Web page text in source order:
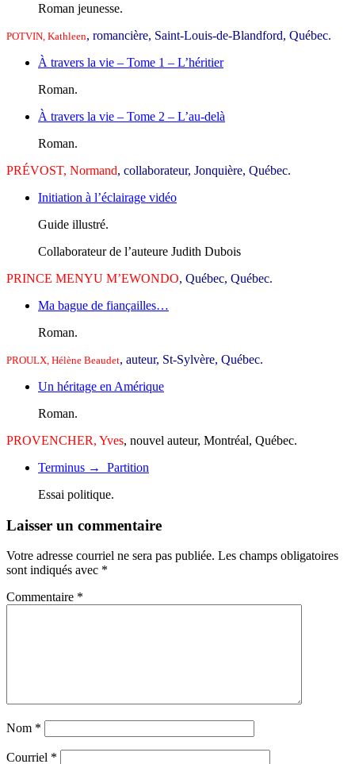
Roman jeunesse.
POTVIN, Kathleen, romancière, Saint-Louis-de-Blandford, Québec.
À travers la vie – Tome 1 – L’héritier
Roman.
À travers la vie – Tome 2 – L’au-delà
Roman.
PRÉVOST, Normand, collaborateur, Jonquière, Québec.
Initiation à l’éclairage vidéo
Guide illustré.
Collaborateur de l’auteure Judith Dubois
PRINCE MENYU M’EWONDO, Québec, Québec.
Ma bague de fiançailles…
Roman.
PROULX, Hélène Beaudet, auteur, St-Sylvère, Québec.
Un héritage en Amérique
Roman.
PROVENCHER, Yves, nouvel auteur, Montréal, Québec.
Terminus → Partition
Essai politique.
Laisser un commentaire
Votre adresse courriel ne sera pas publiée. Les champs obligatoires
sont indiqués avec *
Commentaire *
Nom *
Courriel *